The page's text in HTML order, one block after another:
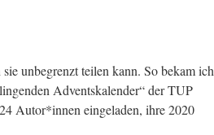
unbegrenzt teilen kann. So bekam ich
Adventskalender“ der TUP
Autor*innen eingeladen, ihre 2020